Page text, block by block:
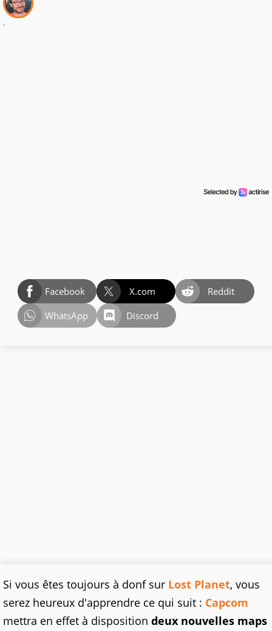
.
Facebook X.com
Reddit
WhatsApp
Discord
Si vous êtes toujours à donf sur Lost Planet, vous
serez heureux d'apprendre ce qui suit : Capcom
mettra en effet à disposition deux nouvelles maps